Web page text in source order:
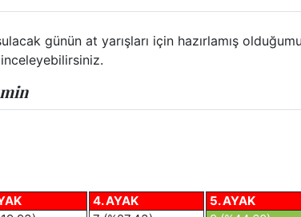
günün at yarışları için hazırlamış
4. AYAK
5. AYAK